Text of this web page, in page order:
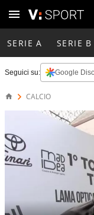
SERIE A SERIE B
Seguici su: Google
CALCIO